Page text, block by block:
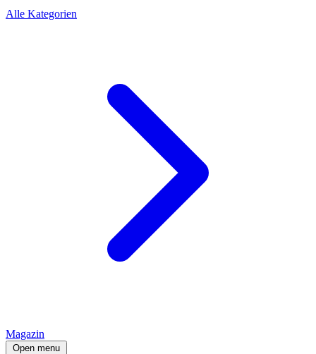
Alle Kategorien
Magazin
Open menu